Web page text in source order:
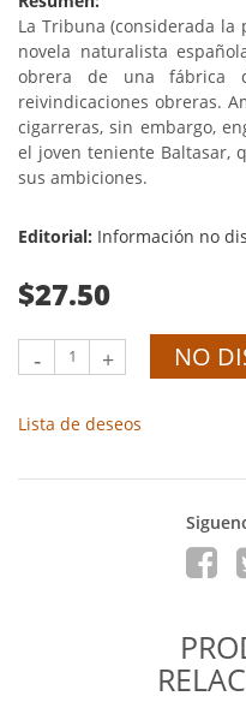
La Tribuna (considerada
novela naturalista
obrera de una fábrica
reivindicaciones obreras.
cigarreras, sin embargo,
el joven teniente Baltasar,
sus ambiciones.
Editorial: Información no
$27.50
- + NO
Lista de deseos